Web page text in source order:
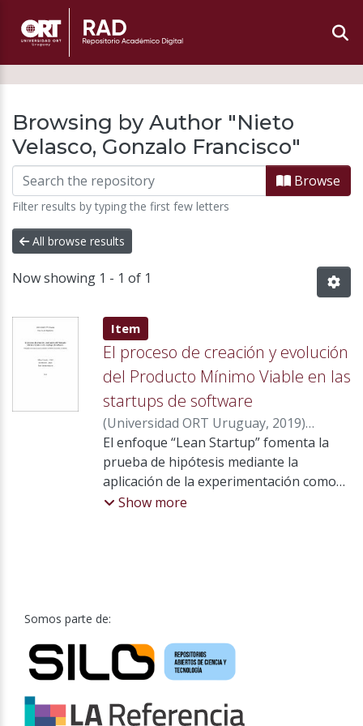
Browsing by Author "Nieto
Velasco, Gonzalo Francisco"
Browse
Filter results by typing the first few letters
All browse results
Now showing 1 - 1 of 1
Item type:
Item,
El proceso de creación y evolución
del Producto Mínimo Viable en las
startups de software
(Universidad ORT Uruguay, 2019)
González Paz, Alfonso;Nieto Velasco,
Gonzalo Francisco;Matturro Mazoni,
Gerardo;Macchi Heins, Darío Alejandro;
Lifschitz, Sergio
El enfoque “Lean Startup” fomenta la
prueba de hipótesis mediante la
aplicación de la experimentación como
parte de un ciclo de retroalimentación
información validada sobre los clientes y
iniciales. El propósito de este proyecto
es indagar de qué manera los
Uruguay crean y evolucionan su
Show more
Somos parte de: